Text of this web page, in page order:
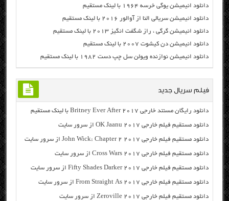
دانلود انیمیشن یوگی خرسه ۱۹۶۴ با لینک مستقیم
دانلود انیمیشن سریالی النا از آوالور ۲۰۱۶ با لینک مستقیم
دانلود انیمیشن گرگی ، راز شگفت انگیز ۲۰۱۳ با لینک مستقیم
دانلود انیمیشن دن کیشوت ۲۰۰۷ با لینک مستقیم
دانلود انیمیشن نوازنده ویولن سل چپ دست ۱۹۸۲ با لینک مستقیم
فیلم سریال جدید
دانلود رایگان مسنتد خارجی Britney Ever After 2017 با لینک مستقیم
دانلود مستقیم فیلم خارجی OK Jaanu 2017 از سرور سایت
دانلود مستقیم فیلم خارجی John Wick: Chapter 2 2017 از سرور سایت
دانلود مستقیم فیلم خارجی Cross Wars 2017 از سرور سایت
دانلود مستقیم فیلم خارجی Fifty Shades Darker 2017 از سرور سایت
دانلود مستقیم فیلم خارجی From Straight As 2017 از سرور سایت
دانلود مستقیم فیلم خارجی Zeroville 2017 از سرور سایت